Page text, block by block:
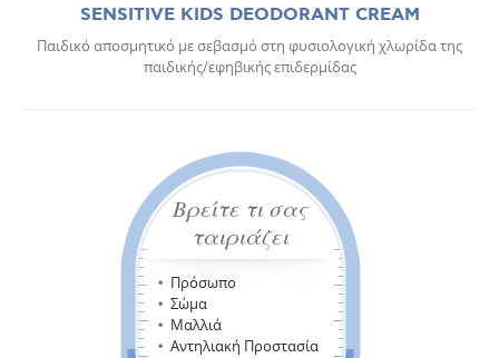
SENSITIVE KIDS DEODORANT CREAM
Παιδικό αποσμητικό με σεβασμό στη φυσιολογική χλωρίδα της
παιδικής/εφηβικής επιδερμίδας
Βρείτε τι σας
ταιριάζει
Πρόσωπο
Σώμα
Μαλλιά
Αντηλιακή Προστασία